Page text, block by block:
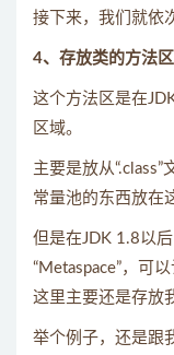
接下来，我们就依
4、存放类的方法区
这个方法区是在
区域。
主要是放从
常量池的东西放在
但是在JDK 1.8以
“Metaspace”，可
这里主要还是存放
举个例子，还是跟